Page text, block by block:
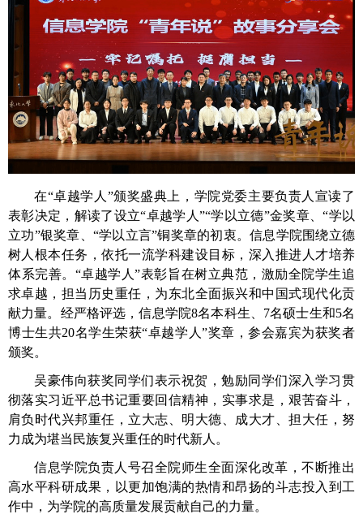
在“卓越学人”颁奖盛典上，学院党委主要负责人宣读了
表彰决定，解读了设立“卓越学人”“学以立德”金奖章、“学以
立功”银奖章、“学以立言”铜奖章的初衷。信息学院围绕立德
树人根本任务，依托一流学科建设目标，深入推进人才培养
体系完善。“卓越学人”表彰旨在树立典范，激励全院学生追
求卓越，担当历史重任，为东北全面振兴和中国式现代化贡
献力量。经严格评选，信息学院8名本科生、7名硕士生和5名
博士生共20名学生荣获“卓越学人”奖章，参会嘉宾为获奖者
颁奖。
吴豪伟向获奖同学们表示祝贺，勉励同学们深入学习贯
彻落实习近平总书记重要回信精神，实事求是，艰苦奋斗，
肩负时代兴邦重任，立大志、明大德、成大才、担大任，努
力成为堪当民族复兴重任的时代新人。
信息学院负责人号召全院师生全面深化改革，不断推出
高水平科研成果，以更加饱满的热情和昂扬的斗志投入到工
作中，为学院的高质量发展贡献自己的力量。